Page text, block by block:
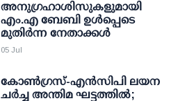
അനുഗ്രഹാശിസുകളുമായി
എം.എ ബേബി ഉള്‍പ്പെടെ
മുതിര്‍ന്ന നേതാക്കള്‍
05 Jul
കോണ്‍ഗ്രസ്-എന്‍സിപി ലയന
ചര്‍ച്ച അന്തിമ ഘട്ടത്തില്‍;